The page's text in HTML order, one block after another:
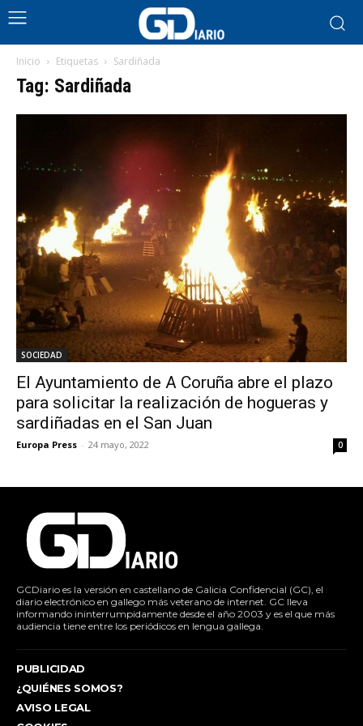
Inicio Etiquetas Sardiñada
Tag: Sardiñada
SOCIEDAD
El Ayuntamiento de A Coruña abre el plazo
para solicitar la realización de hogueras y
sardiñadas en el San Juan
Europa Press - 24 mayo, 2022 0
GCDiario es la versión en castellano de Galicia Confidencial (GC), el
diario electrónico en gallego más veterano de internet. GC lleva
informando ininterrumpidamente desde el año 2003 y es el que más
audiencia tiene entre los periódicos en lengua gallega.
PUBLICIDAD
¿QUIÉNES SOMOS?
AVISO LEGAL